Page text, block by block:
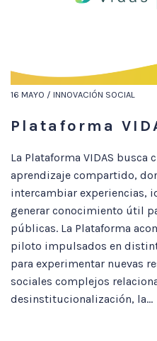
16 MAYO / INNOVACIÓN SOCIAL
Plataforma
La Plataforma VIDAS busca
aprendizaje compartido,
intercambiar experiencias,
generar conocimiento útil
públicas. La Plataforma
piloto impulsados en
para experimentar nuevas
sociales complejos
desinstitucionalización, la...